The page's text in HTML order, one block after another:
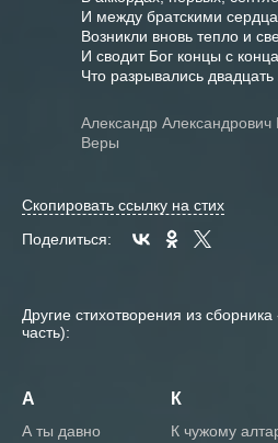
И между братскими
Возникли вновь тепло и
И сводит Бог концы с
Александр
Веры
Скопировать ссылку на стих
Поделиться:
Другие стихотворения из
часть):
А
А ты давно
К
К чужому